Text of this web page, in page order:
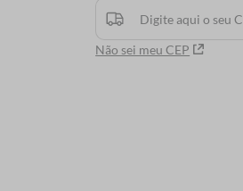
Não sei meu CEP